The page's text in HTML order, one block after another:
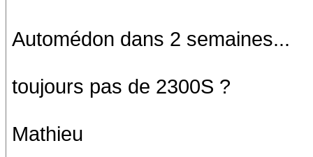
Automédon dans 2 semaines...
toujours pas de 2300S ?
Mathieu